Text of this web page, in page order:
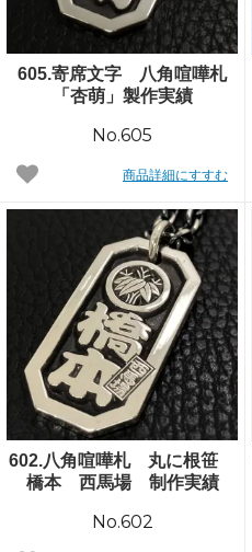
605.寄席文字 八角喧嘩札
「杏萌」製作実績
No.605
商品詳細にすすむ
602.八角喧嘩札 丸に根笹
橋本 西馬場 制作実績
No.602